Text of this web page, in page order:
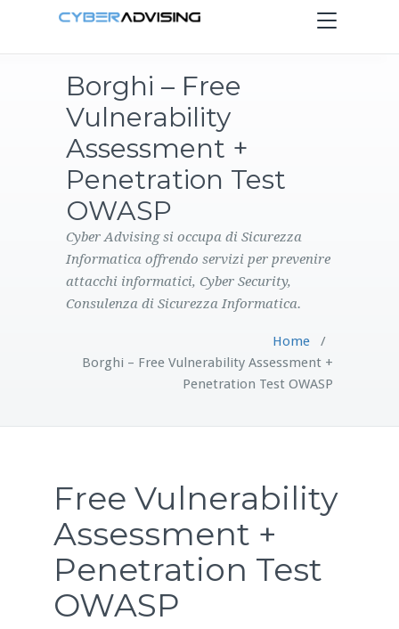
Toggle
navigation
PRODOTTI
CONTATTI
Borghi – Free
Vulnerability
Assessment +
Penetration Test
OWASP
Cyber Advising si occupa di Sicurezza
Informatica offrendo servizi per prevenire
attacchi informatici, Cyber Security,
Consulenza di Sicurezza Informatica.
Home/
Borghi – Free Vulnerability Assessment +
Penetration Test OWASP
Free Vulnerability
Assessment +
Penetration Test
OWASP